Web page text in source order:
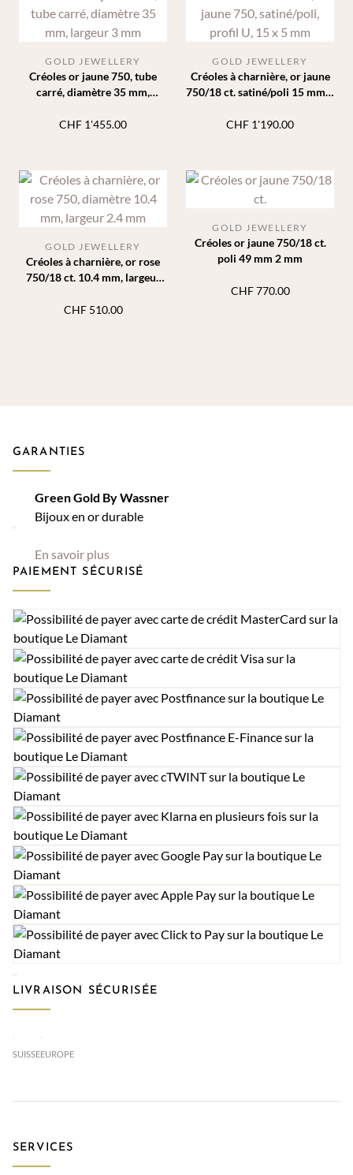
Créoles or jaune 750, tube
carré, diamètre 35 mm,
GOLD JEWELLERY
CHF 1'455.00
Créoles à charnière, or jaune
750/18 ct. satiné/poli 15 mm 5
GOLD JEWELLERY
CHF 1'190.00
Créoles à charnière, or rose
750/18 ct. 10.4 mm, largeur
GOLD JEWELLERY
CHF510.00
Créoles or jaune 750/18 ct.
poli 49 mm 2 mm
GOLD JEWELLERY
CHF770.00
GARANTIES
Green Gold By Wassner
Bijoux en or durable
En savoir plus
PAIEMENT SÉCURISÉ
LIVRAISON SÉCURISÉE
SUISSEEUROPE
SERVICES